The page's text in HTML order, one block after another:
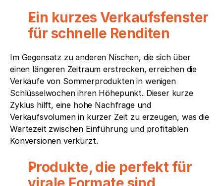
Ein kurzes Verkaufsfenster
für schnelle Renditen
Im Gegensatz zu anderen Nischen, die sich über
einen längeren Zeitraum erstrecken, erreichen die
Verkäufe von Sommerprodukten in wenigen
Schlüsselwochen ihren Höhepunkt. Dieser kurze
Zyklus hilft, eine hohe Nachfrage und
Verkaufsvolumen in kurzer Zeit zu erzeugen, was die
Wartezeit zwischen Einführung und profitablen
Konversionen verkürzt.
Produkte, die perfekt für